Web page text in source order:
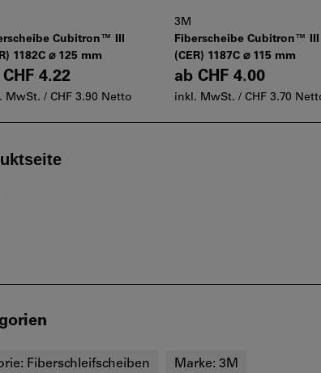
Cubitron™ III
1182C ⌀ 125 mm
CHF 4.22
MwSt. / CHF 3.90 Netto
3M
Fiberscheibe Cubitron™ III
(CER) 1187C ⌀ 115 mm
ab CHF 4.00
inkl. MwSt. / CHF 3.70
Fiberschleifscheiben Marke: 3M